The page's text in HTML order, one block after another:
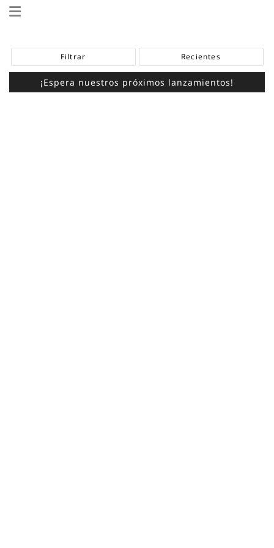
Filtrar Recientes
¡Espera nuestros próximos lanzamientos!